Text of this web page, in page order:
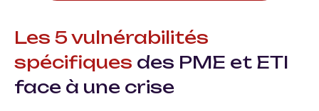
Les 5 vulnérabilités
spécifiques des PME et ETI
face à une crise